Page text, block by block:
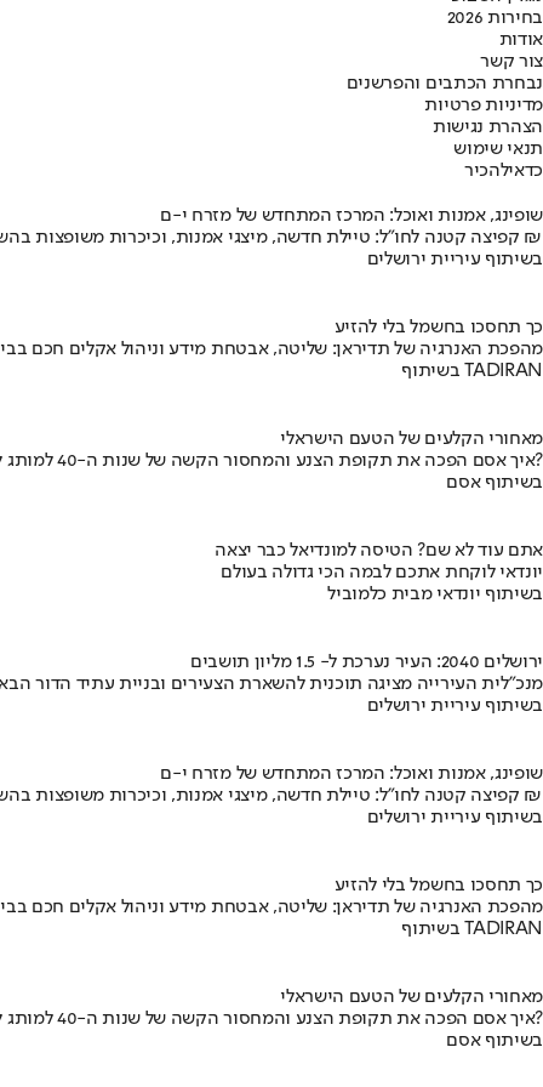
בחירות 2026
אודות
צור קשר
נבחרת הכתבים והפרשנים
מדיניות פרטיות
הצהרת נגישות
תנאי שימוש
כדאילהכיר
שופינג, אמנות ואוכל: המרכז המתחדש של מזרח י-ם
קפיצה קטנה לחו"ל: טיילת חדשה, מיצגי אמנות, וכיכרות משופצות בהשקעה של 100 מיליון ₪
בשיתוף עיריית ירושלים
כך תחסכו בחשמל בלי להזיע
מהפכת האנרגיה של תדיראן: שליטה, אבטחת מידע וניהול אקלים חכם
בשיתוף TADIRAN
מאחורי הקלעים של הטעם הישראלי
איך אסם הפכה את תקופת הצנע והמחסור הקשה של שנות ה-40 למותג לאומי?
בשיתוף אסם
אתם עוד לא שם? הטיסה למונדיאל כבר יצאה
יונדאי לוקחת אתכם לבמה הכי גדולה בעולם
בשיתוף יונדאי מבית כלמוביל
ירושלים 2040: העיר נערכת ל- 1.5 מליון תושבים
מנכ"לית העירייה מציגה תוכנית להשארת הצעירים ובניית עתיד הדור
בשיתוף עיריית ירושלים
שופינג, אמנות ואוכל: המרכז המתחדש של מזרח י-ם
קפיצה קטנה לחו"ל: טיילת חדשה, מיצגי אמנות, וכיכרות משופצות בהשקעה של 100 מיליון ₪
בשיתוף עיריית ירושלים
כך תחסכו בחשמל בלי להזיע
מהפכת האנרגיה של תדיראן: שליטה, אבטחת מידע וניהול אקלים חכם
בשיתוף TADIRAN
מאחורי הקלעים של הטעם הישראלי
איך אסם הפכה את תקופת הצנע והמחסור הקשה של שנות ה-40 למותג לאומי?
בשיתוף אסם